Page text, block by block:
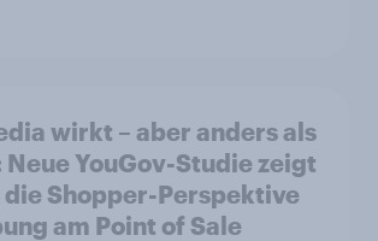
wirkt – aber anders als
YouGov-Studie zeigt
Shopper-Perspektive
am Point of Sale